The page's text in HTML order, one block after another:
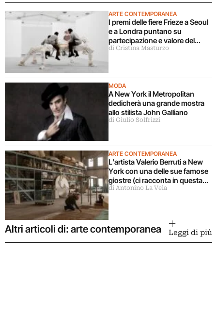
ARTE CONTEMPORANEA
I premi delle fiere Frieze a Seoul
e a Londra puntano su
partecipazione e valore del
gioco nell’arte contemporanea
di Cristina Masturzo
MODA
A New York il Metropolitan
dedicherà una grande mostra
allo stilista John Galliano
di Giulio Solfrizzi
ARTE CONTEMPORANEA
L’artista Valerio Berruti a New
York con una delle sue famose
giostre (ci racconta in questa
intervista)
di Antonino La Vela
Altri articoli di: arte contemporanea Leggi di più